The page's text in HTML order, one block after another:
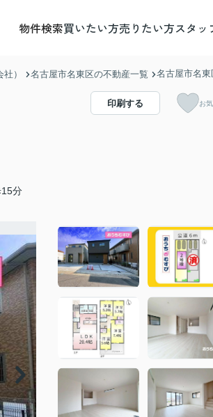
物件検索買いたい方売りたい方スタッ
） 名古屋市名東区の不動産一覧 名古屋市名
分
印刷する お